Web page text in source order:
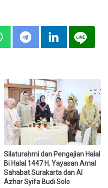
Silaturahmi dan Pengajian Halal
Bi Halal 1447 H. Yayasan Amal
Sahabat Surakarta dan Al
Azhar Syifa Budi Solo